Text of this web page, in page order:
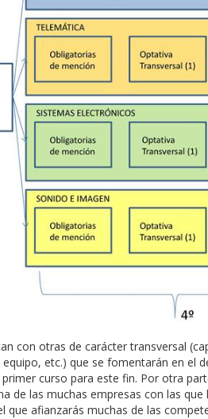
con otras de carácter transversal
etc.) que se fomentarán en el
curso para este fin. Por otra
de las muchas empresas con las que
que afianzarás muchas de las